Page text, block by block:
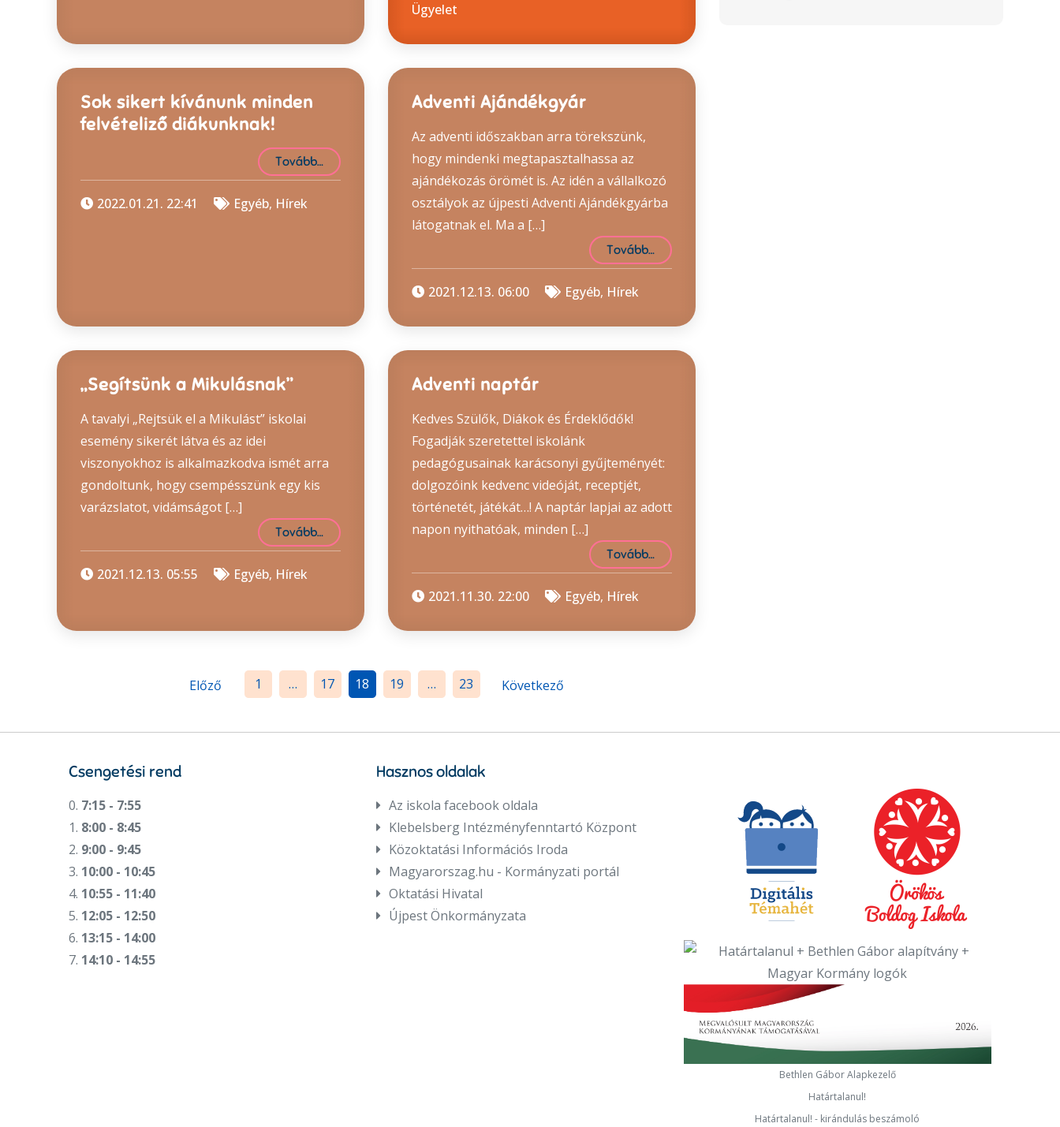
Ügyelet
Sok sikert kívánunk minden
felvételiző diákunknak!
Tovább…
2022.01.21. 22:41 Egyéb, Hírek
Adventi Ajándékgyár
Az adventi időszakban arra törekszünk,
hogy mindenki megtapasztalhassa az
ajándékozás örömét is. Az idén a vállalkozó
osztályok az újpesti Adventi Ajándékgyárba
látogatnak el. Ma a […]
Tovább…
2021.12.13. 06:00 Egyéb, Hírek
„Segítsünk a Mikulásnak”
A tavalyi „Rejtsük el a Mikulást” iskolai
esemény sikerét látva és az idei
viszonyokhoz is alkalmazkodva ismét arra
gondoltunk, hogy csempésszünk egy kis
varázslatot, vidámságot […]
Tovább…
2021.12.13. 05:55 Egyéb, Hírek
Adventi naptár
Kedves Szülők, Diákok és Érdeklődők!
Fogadják szeretettel iskolánk
pedagógusainak karácsonyi gyűjteményét:
dolgozóink kedvenc videóját, receptjét,
történetét, játékát…! A naptár lapjai az adott
napon nyithatóak, minden […]
Tovább…
2021.11.30. 22:00 Egyéb, Hírek
Bejegyzések
lapozása
Előző 1 … 17 18 19 … 23 Következő
Csengetési rend
0. 7:15 - 7:55
1. 8:00 - 8:45
2. 9:00 - 9:45
3. 10:00 - 10:45
4. 10:55 - 11:40
5. 12:05 - 12:50
6. 13:15 - 14:00
7. 14:10 - 14:55
Hasznos oldalak
Az iskola facebook oldala
Klebelsberg Intézményfenntartó Központ
Közoktatási Információs Iroda
Magyarorszag.hu - Kormányzati portál
Oktatási Hivatal
Újpest Önkormányzata
Bethlen Gábor Alapkezelő
Határtalanul!
Határtalanul! - kirándulás beszámoló